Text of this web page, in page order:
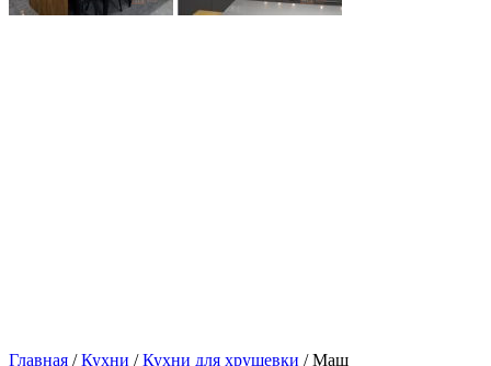
Главная /Кухни /Кухни для хрущевки / Маш